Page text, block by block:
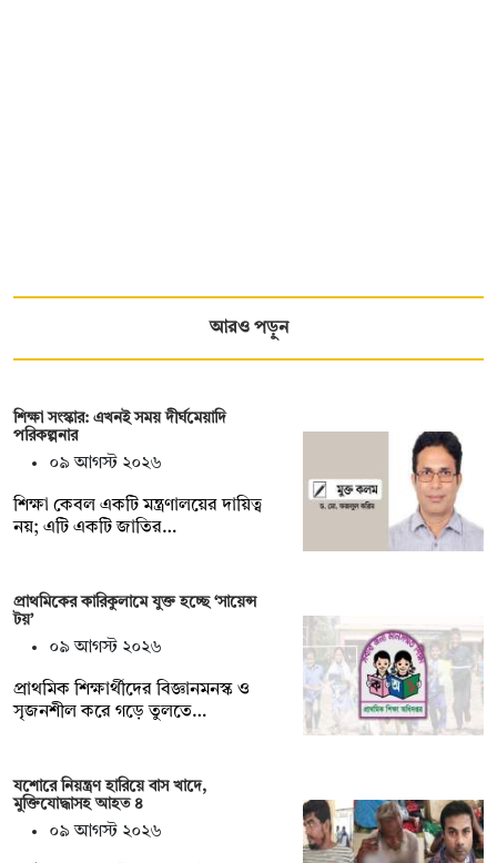
আরও পড়ুন
শিক্ষা সংস্কার: এখনই সময় দীর্ঘমেয়াদি
পরিকল্পনার
০৯ আগস্ট ২০২৬
শিক্ষা কেবল একটি মন্ত্রণালয়ের দায়িত্ব
নয়; এটি একটি জাতির…
প্রাথমিকের কারিকুলামে যুক্ত হচ্ছে ‘সায়েন্স
টয়’
০৯ আগস্ট ২০২৬
প্রাথমিক শিক্ষার্থীদের বিজ্ঞানমনস্ক ও
সৃজনশীল করে গড়ে তুলতে…
যশোরে নিয়ন্ত্রণ হারিয়ে বাস খাদে,
মুক্তিযোদ্ধাসহ আহত ৪
০৯ আগস্ট ২০২৬